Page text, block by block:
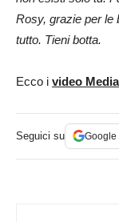
Rosy, grazie per le
tutto. Tieni botta.
Ecco i video
Seguici su Google